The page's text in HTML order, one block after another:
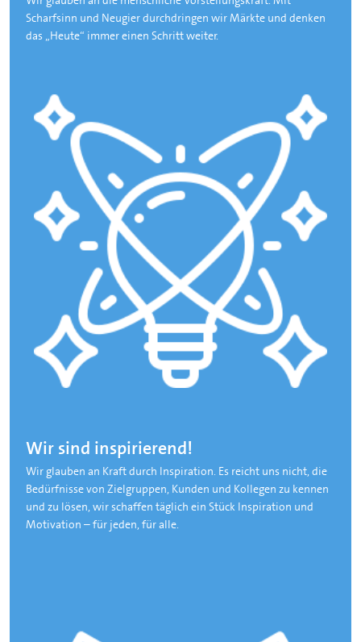
Scharfsinn und Neugier durchdringen wir Märkte und denken
das „Heute“ immer einen Schritt weiter.
Wir sind inspirierend!
Wir glauben an Kraft durch Inspiration. Es reicht uns nicht, die
Bedürfnisse von Zielgruppen, Kunden und Kollegen zu kennen
und zu lösen, wir schaffen täglich ein Stück Inspiration und
Motivation – für jeden, für alle.